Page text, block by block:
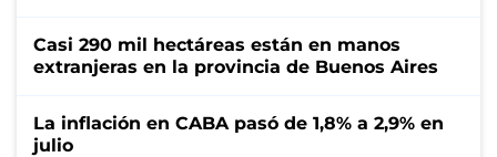
Casi 290 mil hectáreas están en manos
extranjeras en la provincia de Buenos Aires
La inflación en CABA pasó de 1,8% a 2,9% en
julio